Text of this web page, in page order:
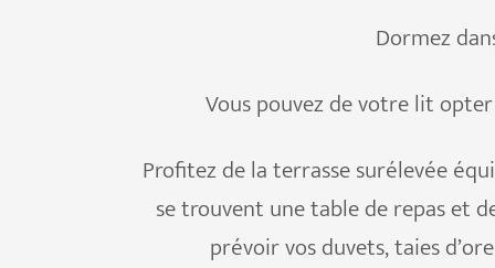
Dormez
Vous pouvez de votre lit
Profitez de la terrasse surélevée
se trouvent une table de repas et
prévoir vos duvets, taies